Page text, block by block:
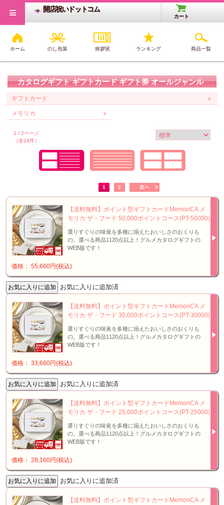
開店祝いドットコム
カート
ホーム のし包装 挨拶状 ランキング 商品一覧
≡
カタログギフト ギフトカード ギフト券 オールジャンル
ギフトカード
メモリカ
1 / 2ページ
（全24件）
1 2 次へ
【送料無料】ポイント型ギフトカードMemoriCA メ
モリカ ザ・フード 50,000ポイントコース(PT-50000)
選りすぐりの味覚を多種に揃えたおいしさのおくりも
の。選べる商品1120点以上！グルメカタログギフトの
WEB版です！
価格： 55,660円(税込)
お気に入りに追加済
【送料無料】ポイント型ギフトカードMemoriCA メ
モリカ ザ・フード 30,000ポイントコース(PT-30000)
選りすぐりの味覚を多種に揃えたおいしさのおくりも
の。選べる商品1120点以上！グルメカタログギフトの
WEB版です！
価格： 33,660円(税込)
お気に入りに追加済
【送料無料】ポイント型ギフトカードMemoriCA メ
モリカ ザ・フード 25,000ポイントコース(PT-25000)
選りすぐりの味覚を多種に揃えたおいしさのおくりも
の。選べる商品1120点以上！グルメカタログギフトの
WEB版です！
価格： 28,160円(税込)
お気に入りに追加済
【送料無料】ポイント型ギフトカードMemoriCA メ